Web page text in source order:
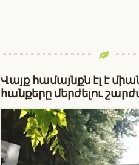
Վայք համայնքն էլ է
հանքերը մերժելու